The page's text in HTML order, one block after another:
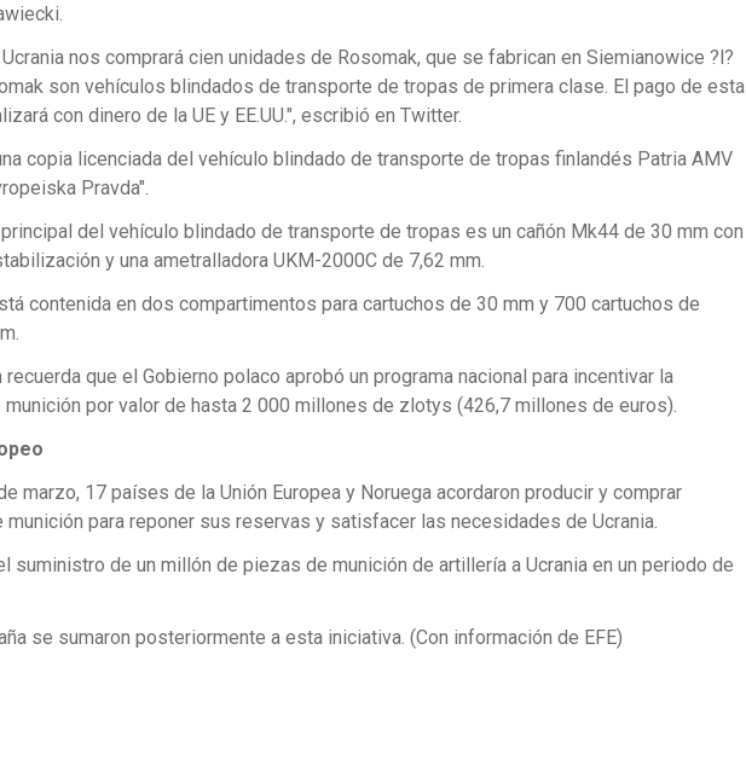
nos comprará cien unidades de Rosomak, que se fabrican en Siemianowice ?l?
son vehículos blindados de transporte de tropas de primera clase. El pago de esta
con dinero de la UE y EE.UU.", escribió en Twitter.
copia licenciada del vehículo blindado de transporte de tropas finlandés Patria AMV
Pravda".
del vehículo blindado de transporte de tropas es un cañón Mk44 de 30 mm con
y una ametralladora UKM-2000C de 7,62 mm.
contenida en dos compartimentos para cartuchos de 30 mm y 700 cartuchos de
recuerda que el Gobierno polaco aprobó un programa nacional para incentivar la
por valor de hasta 2 000 millones de zlotys (426,7 millones de euros).
marzo, 17 países de la Unión Europea y Noruega acordaron producir y comprar
munición para reponer sus reservas y satisfacer las necesidades de Ucrania.
suministro de un millón de piezas de munición de artillería a Ucrania en un periodo de
se sumaron posteriormente a esta iniciativa. (Con información de EFE)